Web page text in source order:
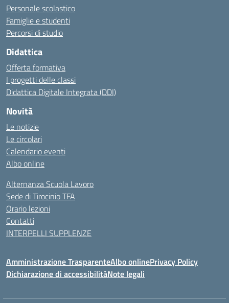
Personale scolastico
Famiglie e studenti
Percorsi di studio
Didattica
Offerta formativa
I progetti delle classi
Didattica Digitale Integrata (DDI)
Novità
Le notizie
Le circolari
Calendario eventi
Albo online
Alternanza Scuola Lavoro
Sede di Tirocinio TFA
Orario lezioni
Contatti
INTERPELLI SUPPLENZE
Amministrazione TrasparenteAlbo onlinePrivacy Policy
Dichiarazione di accessibilitàNote legali